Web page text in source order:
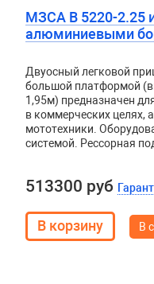
МЗСА B 5220-2.25
алюминиевыми
Двуосный легковой
большой платформой
1,95м) предназначен
в коммерческих целях,
мототехники.
системой. Рессорная
513300 руб
В